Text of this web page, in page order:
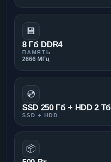
💾
8 Гб DDR4
ПАМЯТЬ
2666 МГц
💿
SSD 250 Гб + HDD 2 Тб
SSD + HDD
📦